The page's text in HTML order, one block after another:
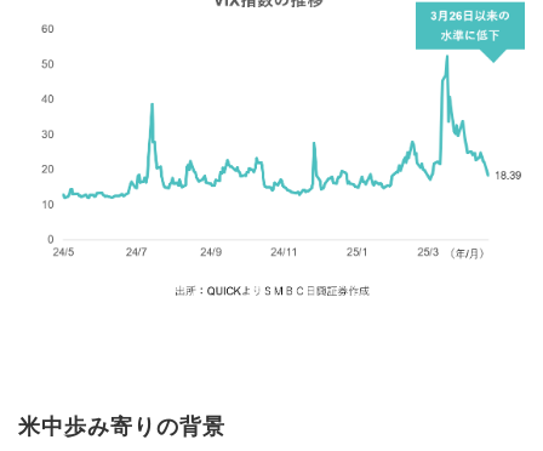
米中歩み寄りの背景